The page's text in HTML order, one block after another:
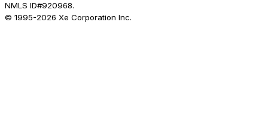
NMLS ID#920968.
© 1995-2026 Xe Corporation Inc.